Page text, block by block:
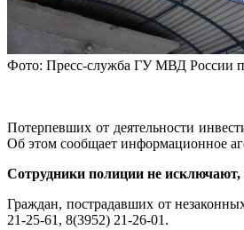
Фото: Пресс-служба ГУ МВД России
Потерпевших от деятельности
Об этом сообщает информационное
Сотрудники полиции не
Граждан, пострадавших от
21-25-61, 8(3952) 21-26-01.